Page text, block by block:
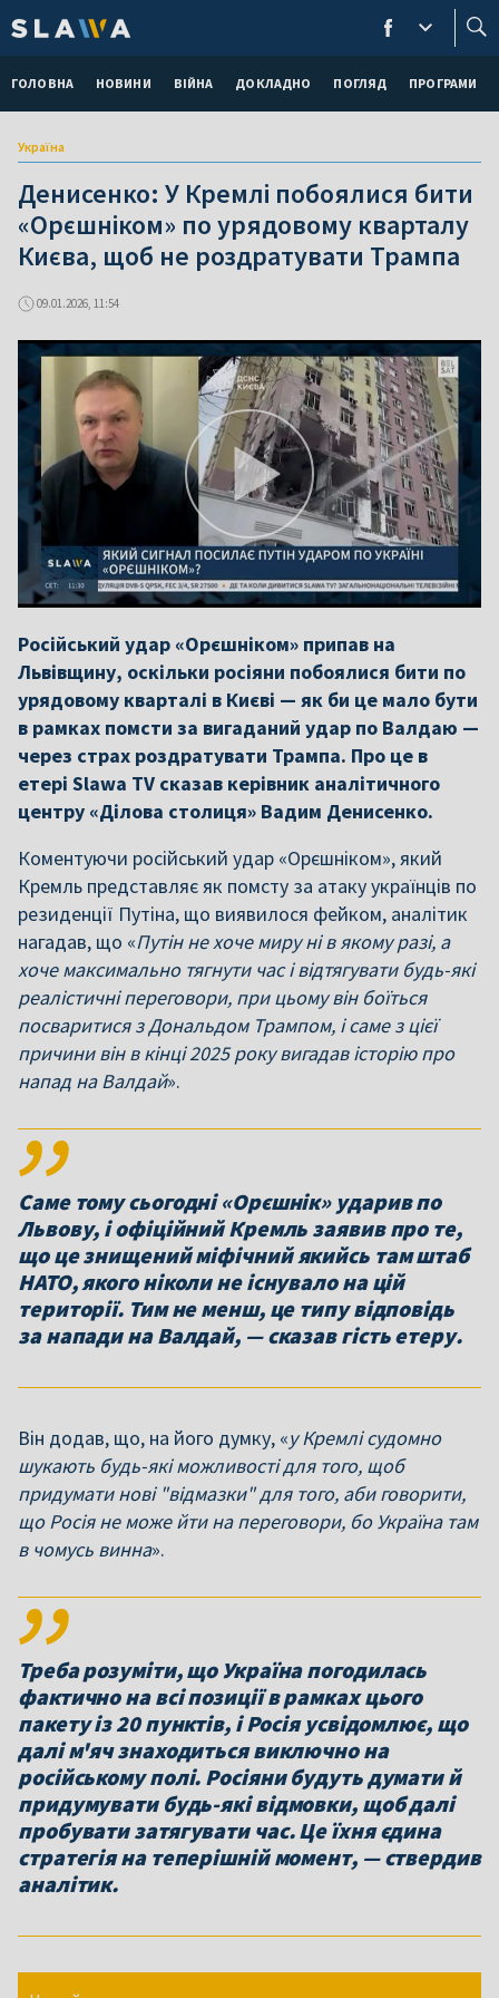
ГОЛОВНА НОВИНИ ВІЙНА ДОКЛАДНО ПОГЛЯД ПРОГРАМИ
Україна
Денисенко: У Кремлі побоялися бити
«Орєшніком» по урядовому кварталу
Києва, щоб не роздратувати Трампа
09.01.2026, 11:54
Російський удар «Орєшніком» припав на
Львівщину, оскільки росіяни побоялися бити по
урядовому кварталі в Києві — як би це мало бути
в рамках помсти за вигаданий удар по Валдаю —
через страх роздратувати Трампа. Про це в
етері Slawa TV сказав керівник аналітичного
центру «Ділова столиця» Вадим Денисенко.
Коментуючи російський удар «Орєшніком», який
Кремль представляє як помсту за атаку українців по
резиденції Путіна, що виявилося фейком, аналітик
нагадав, що «Путін не хоче миру ні в якому разі, а
хоче максимально тягнути час і відтягувати будь-які
реалістичні переговори, при цьому він боїться
посваритися з Дональдом Трампом, і саме з цієї
причини він в кінці 2025 року вигадав історію про
напад на Валдай».
Саме тому сьогодні «Орєшнік» ударив по
Львову, і офіційний Кремль заявив про те,
що це знищений міфічний якийсь там штаб
НАТО, якого ніколи не існувало на цій
території. Тим не менш, це типу відповідь
за напади на Валдай, — сказав гість етеру.
Він додав, що, на його думку, «у Кремлі судомно
шукають будь-які можливості для того, щоб
придумати нові "відмазки" для того, аби говорити,
що Росія не може йти на переговори, бо Україна там
в чомусь винна».
Треба розуміти, що Україна погодилась
фактично на всі позиції в рамках цього
пакету із 20 пунктів, і Росія усвідомлює, що
далі м'яч знаходиться виключно на
російському полі. Росіяни будуть думати й
придумувати будь-які відмовки, щоб далі
пробувати затягувати час. Це їхня єдина
стратегія на теперішній момент, — ствердив
аналітик.